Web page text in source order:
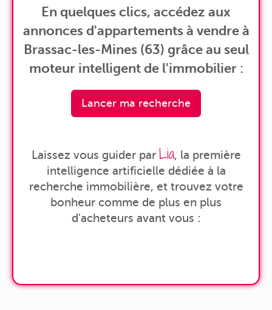
En quelques clics, accédez aux
annonces d'appartements à vendre à
Brassac-les-Mines (63) grâce au seul
moteur intelligent de l'immobilier :
Lancer ma recherche
Laissez vous guider par Lia, la première
intelligence artificielle dédiée à la
recherche immobilière, et trouvez votre
bonheur comme de plus en plus
d'acheteurs avant vous :